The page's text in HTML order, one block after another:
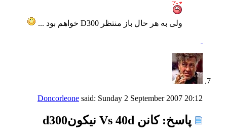
ولی به هر حال باز منتظر D300 خواهم بود ...
Doncorleone said: Sunday 2 September 2007 20:12
پاسخ: كانن Vs 40d نیكونd300